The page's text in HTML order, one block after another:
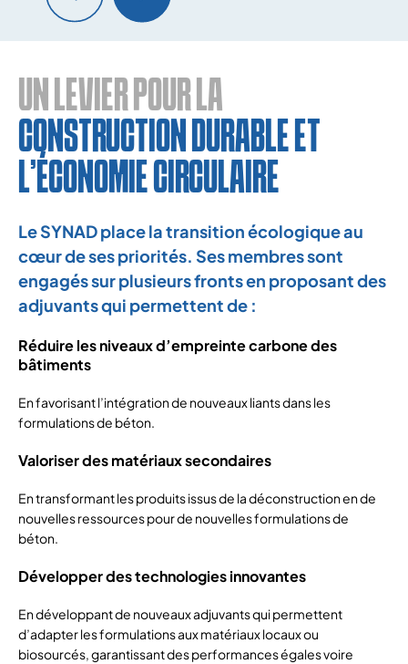
UN LEVIER POUR LA
CONSTRUCTION DURABLE ET
L’ÉCONOMIE CIRCULAIRE
Le SYNAD place la transition écologique au
cœur de ses priorités. Ses membres sont
engagés sur plusieurs fronts en proposant des
adjuvants qui permettent de :
Réduire les niveaux d’empreinte carbone des
bâtiments
En favorisant l’intégration de nouveaux liants dans les
formulations de béton.
Valoriser des matériaux secondaires
En transformant les produits issus de la déconstruction en de
nouvelles ressources pour de nouvelles formulations de
béton.
Développer des technologies innovantes
En développant de nouveaux adjuvants qui permettent
d’adapter les formulations aux matériaux locaux ou
biosourcés, garantissant des performances égales voire